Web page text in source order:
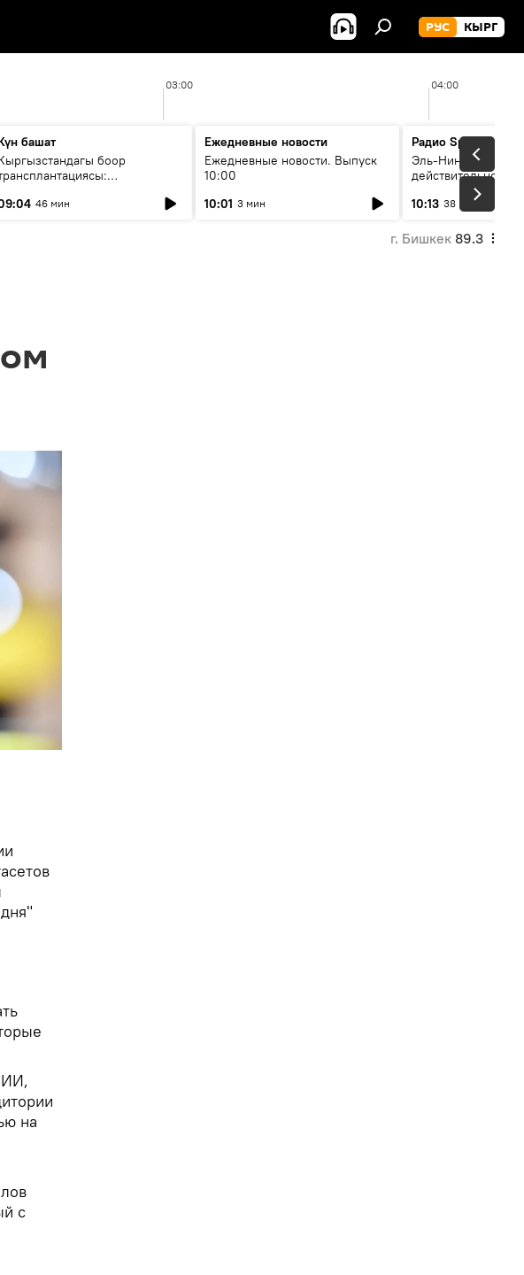
РУС КЫРГ
03:00 04:00
башат
боор
46 мин
Ежедневные новости
Ежедневные новости. Выпуск
10:00
10:01 3 мин
Радио Sputnik
Эль-Ниньо, жара и
действительно
погоду в
10:13 38 мин
г. Бишкек 89.3
ИИ,
на
с